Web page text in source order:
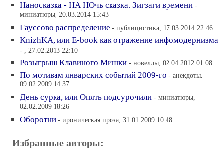
Наносказка - НА НОчь сказка. Зигзаги времени -
миниатюры, 20.03.2014 15:43
Гауссово распределение - публицистика, 17.03.2014 22:46
KnizhKA, или E-book как отражение инфомодернизма
- , 27.02.2013 22:10
Розыгрыш Клавиного Мишки - новеллы, 02.04.2012 01:08
По мотивам январских событий 2009-го - анекдоты,
09.02.2009 14:37
День сурка, или Опять подсурочили - миниатюры,
02.02.2009 18:26
Оборотни - ироническая проза, 31.01.2009 10:48
Избранные авторы: